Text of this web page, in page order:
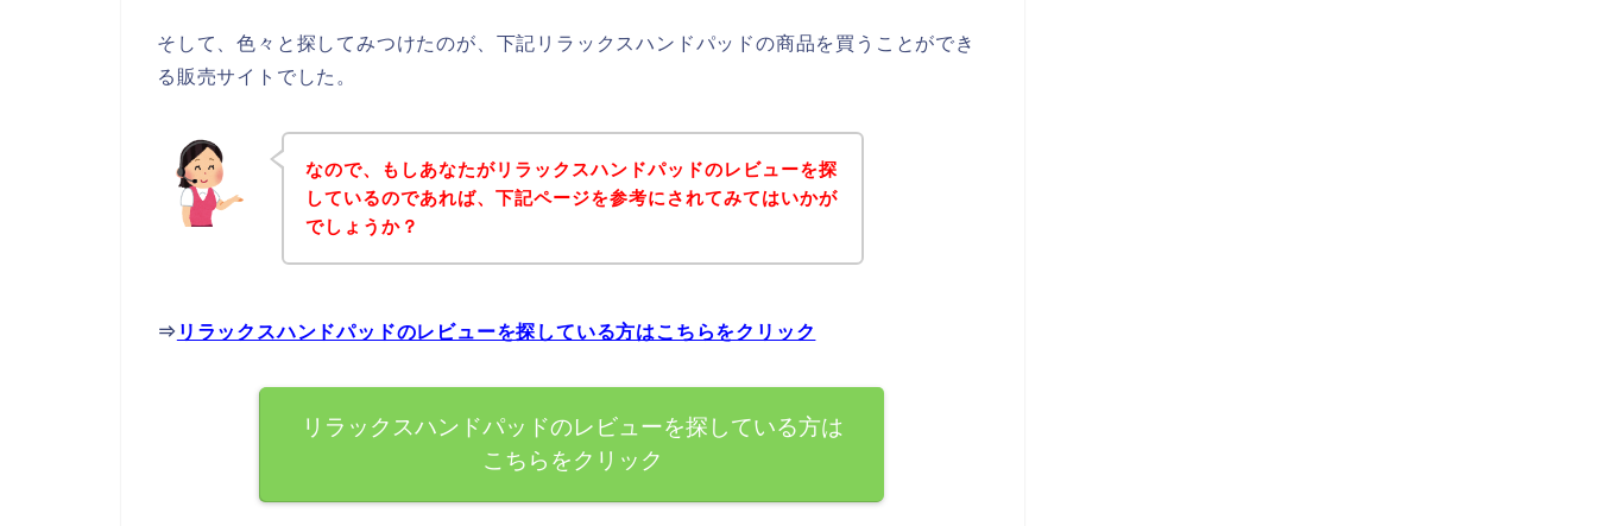
そして、色々と探してみつけたのが、下記リラックスハンドパッドの商品を買うことができ
る販売サイトでした。
なので、もしあなたがリラックスハンドパッドのレビューを探
しているのであれば、下記ページを参考にされてみてはいかが
でしょうか？
⇒ リラックスハンドパッドのレビューを探している方はこちらをクリック
リラックスハンドパッドのレビューを探している方は
こちらをクリック